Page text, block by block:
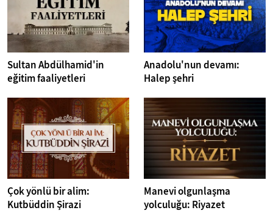
Sultan Abdülhamid'in
eğitim faaliyetleri
Anadolu'nun devamı:
Halep şehri
Çok yönlü bir alim:
Kutbüddin Şirazi
Manevi olgunlaşma
yolculuğu: Riyazet